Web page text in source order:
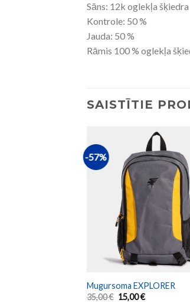
Sāns: 12k oglekļa šķiedra
Kontrole: 50 %
Jauda: 50 %
Rāmis 100 % oglekļa
SAISTĪTIE
-57%
Mugursoma EXPLORER
35,00€ 15,00€